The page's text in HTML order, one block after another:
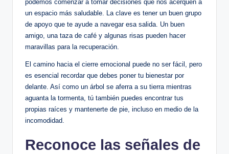
podemos comenzar a tomar decisiones que nos acerquen a
un espacio más saludable. La clave es tener un buen grupo
de apoyo que te ayude a navegar esa salida. Un buen
amigo, una taza de café y algunas risas pueden hacer
maravillas para la recuperación.
El camino hacia el cierre emocional puede no ser fácil, pero
es esencial recordar que debes poner tu bienestar por
delante. Así como un árbol se aferra a su tierra mientras
aguanta la tormenta, tú también puedes encontrar tus
propias raíces y mantenerte de pie, incluso en medio de la
incomodidad.
Reconoce las señales de